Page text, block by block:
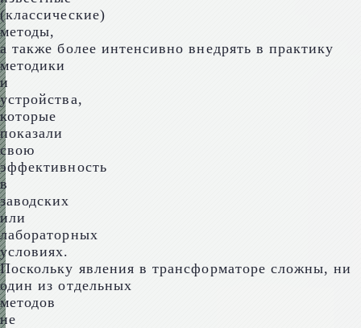
(классические)
методы,
а также более интенсивно внедрять в практику
методики
и
устройства,
которые
показали
свою
эффективность
в
заводских
или
лабораторных
условиях.
Поскольку явления в трансформаторе сложны, ни
один из отдельных
методов
не